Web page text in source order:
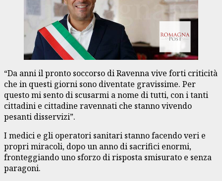
“Da anni il pronto soccorso di Ravenna vive forti criticità
che in questi giorni sono diventate gravissime. Per
questo mi sento di scusarmi a nome di tutti, con i tanti
cittadini e cittadine ravennati che stanno vivendo
pesanti disservizi”.
I medici e gli operatori sanitari stanno facendo veri e
propri miracoli, dopo un anno di sacrifici enormi,
fronteggiando uno sforzo di risposta smisurato e senza
paragoni.